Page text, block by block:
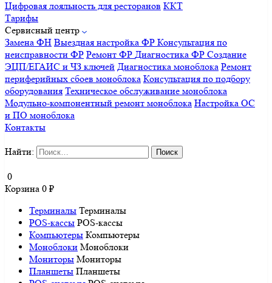
Цифровая лояльность для ресторанов ККТ
Тарифы
Сервисный центр
Замена ФН Выездная настройка ФР Консультация по
неисправности ФР Ремонт ФР Диагностика ФР Создание
ЭЦП/ЕГАИС и ЧЗ ключей Диагностика моноблока Ремонт
периферийных сбоев моноблока Консультация по подбору
оборудования Техническое обслуживание моноблока
Модульно-компонентный ремонт моноблока Настройка ОС
и ПО моноблока
Контакты
Найти:
0
Корзина 0 ₽
Терминалы Терминалы
POS-кассы POS-кассы
Компьютеры Компьютеры
Моноблоки Моноблоки
Мониторы Мониторы
Планшеты Планшеты